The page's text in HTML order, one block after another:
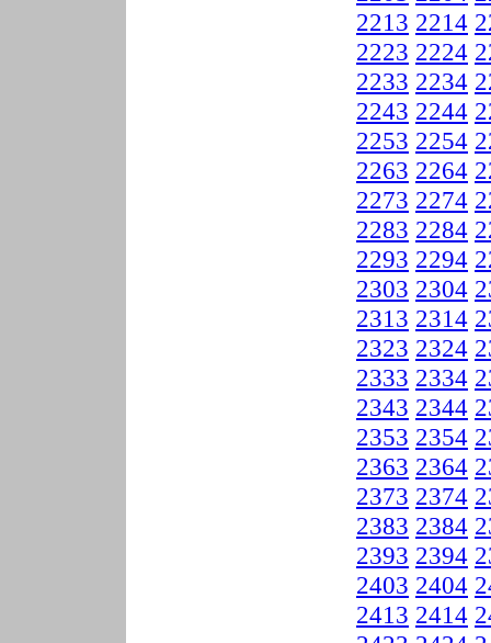
2213 2214
2223 2224
2233 2234
2243 2244
2253 2254
2263 2264
2273 2274
2283 2284
2293 2294
2303 2304
2313 2314
2323 2324
2333 2334
2343 2344
2353 2354
2363 2364
2373 2374
2383 2384
2393 2394
2403 2404
2413 2414